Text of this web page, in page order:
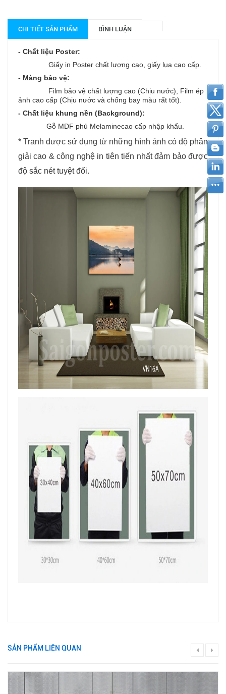
CHI TIẾT SẢN PHẨM BÌNH LUẬN
- Chất liệu Poster:
Giấy in Poster chất lượng cao, giấy lụa cao cấp.
- Màng bảo vệ:
Film bảo vệ chất lượng cao (Chịu nước), Film ép
ảnh cao cấp (Chịu nước và chống bay màu rất tốt).
- Chất liệu khung nền (Background):
Gỗ MDF phủ Melaminecao cấp nhập khẩu.
* Tranh được sử dụng từ những hình ảnh có độ phân
giải cao & công nghệ in tiên tiến nhất đảm bảo được
độ sắc nét tuyệt đối.
SẢN PHẨM LIÊN QUAN